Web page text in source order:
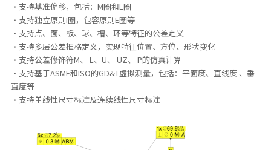
·支持基准偏移，包括：M圈和L圈
·支持独立原则I圈，包容原则E圈等
·支持点、面、板、球、槽、环等特征的公差定义
·支持多层公差框格定义，实现特征位置、方位、形状变化
·支持公差修饰符M、 L、U、 UZ、 P的仿真计算
·支持基于ASME和ISO的GD&T虚拟测量，包括：平面度、直线度 、垂
直度等
·支持单线性尺寸标注及连续线性尺寸标注